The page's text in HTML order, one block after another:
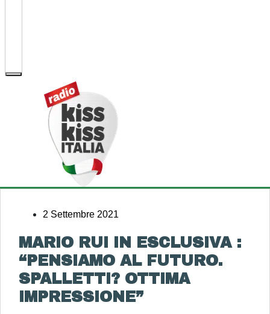
2 Settembre 2021
MARIO RUI IN ESCLUSIVA :
“PENSIAMO AL FUTURO.
SPALLETTI? OTTIMA
IMPRESSIONE”